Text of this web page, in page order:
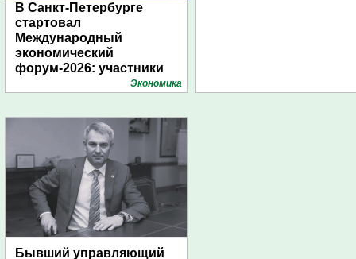
В Санкт-Петербурге
стартовал
Международный
экономический
форум-2026: участники
подготовили креативные
Экономика
Бывший управляющий